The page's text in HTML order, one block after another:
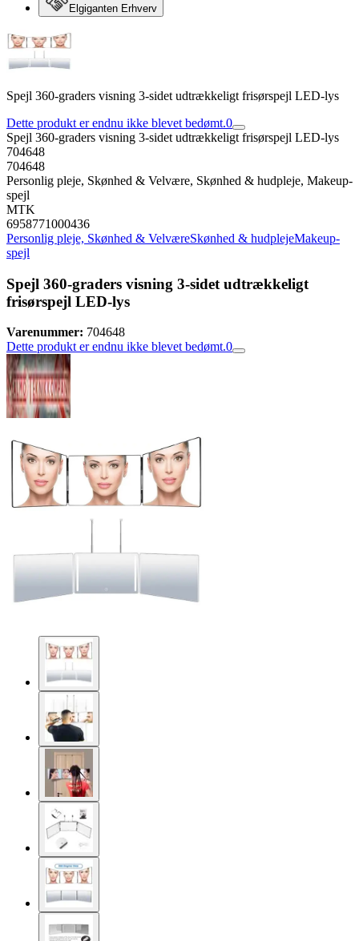
Elgiganten Erhverv
Spejl 360-graders visning 3-sidet udtrækkeligt frisørspejl LED-lys
Dette produkt er endnu ikke blevet bedømt.0
Spejl 360-graders visning 3-sidet udtrækkeligt frisørspejl LED-lys
704648
704648
Personlig pleje, Skønhed & Velvære, Skønhed & hudpleje, Makeup-
spejl
MTK
6958771000436
Personlig pleje, Skønhed & VelværeSkønhed & hudplejeMakeup-
spejl
Spejl 360-graders visning 3-sidet udtrækkeligt
frisørspejl LED-lys
Varenummer: 704648
Dette produkt er endnu ikke blevet bedømt.0